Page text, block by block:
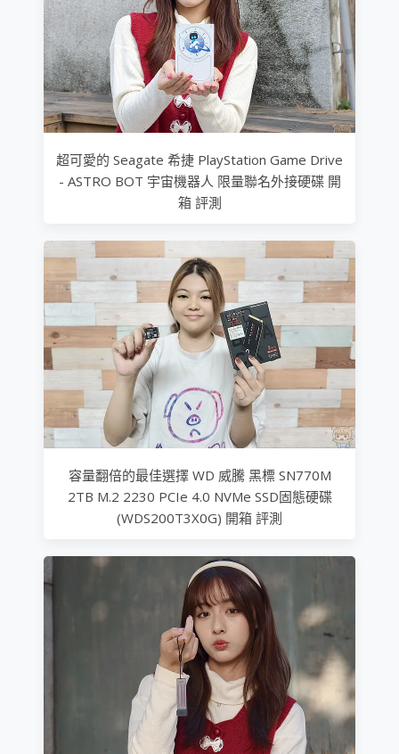
超可愛的 Seagate 希捷 PlayStation Game Drive
- ASTRO BOT 宇宙機器人 限量聯名外接硬碟 開
箱 評測
容量翻倍的最佳選擇 WD 威騰 黑標 SN770M
2TB M.2 2230 PCIe 4.0 NVMe SSD固態硬碟
(WDS200T3X0G) 開箱 評測